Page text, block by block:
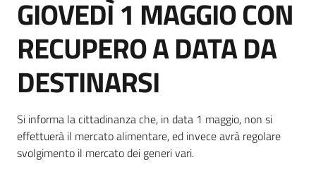
GIOVEDÌ 1 MAGGIO CON
RECUPERO A DATA DA
DESTINARSI
Dettagli della notizia
Si informa la cittadinanza che, in data 1 maggio, non si
effettuerà il mercato alimentare, ed invece avrà regolare
svolgimento il mercato dei generi vari.